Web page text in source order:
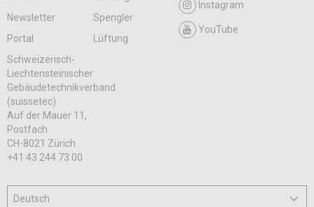
Newsletter
Spengler
Portal
Lüftung
Instagram
YouTube
Schweizerisch-
Liechtensteinischer
Gebäudetechnikverband
(suissetec)
Auf der Mauer 11,
Postfach
CH-8021 Zürich
+41 43 244 73 00